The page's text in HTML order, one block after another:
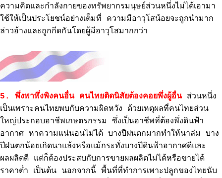
ความคิดและกำลังกายของทรัพยากรมนุษย์ส่วนหนึ่งไม่ได้เอามา
ใช้ให้เป็นประโยชน์อย่างเต็มที่ ความมีอาวุโสน้อยจะถูกนำมาก
ล่าวอ้างและถูกกีดกันโดยผู้มีอาวุโสมากกว่า
5. พึ่งพาพึ่งพิงคนอื่น คนไทยติดนิสัยต้องคอยพึ่งผู้อื่นส่วนหนึ่ง
เป็นเพราะคนไทยพบกับความผิดหวัง ด้วยเหตุผลที่คนไทยส่วน
ใหญ่ประกอบอาชีพเกษตรกรรม ซึ่งเป็นอาชีพที่ต้องพึ่งดินฟ้า
อากาศ หาความแน่นอนไม่ได้ บางปีฝนตกมากทำให้นาล่ม บาง
ปีฝนตกน้อยเกิดนาแล้งหรือแม้กระทั่งบางปีดินฟ้าอากาศดีและ
ผลผลิตดี แต่ก็ต้องประสบกับการขายผลผลิตไม่ได้หรือขายได้
ราคาต่ำ เป็นต้น นอกจากนี้ พื้นที่ที่ทำการเพาะปลูกของไทยนับ